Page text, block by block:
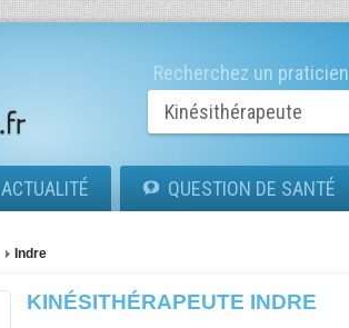
Recherchez un praticien
ACTUALITÉ QUESTION DE SANTÉ
Indre
KINÉSITHÉRAPEUTE INDRE